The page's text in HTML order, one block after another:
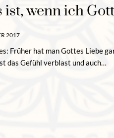
ist, wenn ich
2017
Früher hat man Gottes Liebe
das Gefühl verblast und auch…